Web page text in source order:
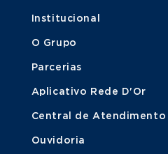
Institucional
O Grupo
Parcerias
Aplicativo Rede D'Or
Central de Atendimento
Ouvidoria